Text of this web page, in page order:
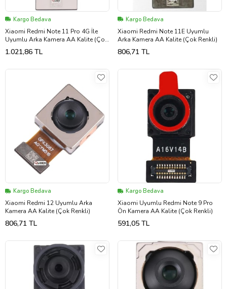
Kargo Bedava
Xiaomi Redmi Note 11 Pro 4G İle
Uyumlu Arka Kamera AA Kalite (Çok
Renkli)
1.021,86 TL
Kargo Bedava
Xiaomi Redmi Note 11E Uyumlu
Arka Kamera AA Kalite (Çok Renkli)
806,71 TL
Kargo Bedava
Xiaomi Redmi 12 Uyumlu Arka
Kamera AA Kalite (Çok Renkli)
806,71 TL
Kargo Bedava
Xiaomi Uyumlu Redmi Note 9 Pro
Ön Kamera AA Kalite (Çok Renkli)
591,05 TL